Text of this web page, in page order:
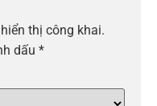
thị công khai.
dấu *